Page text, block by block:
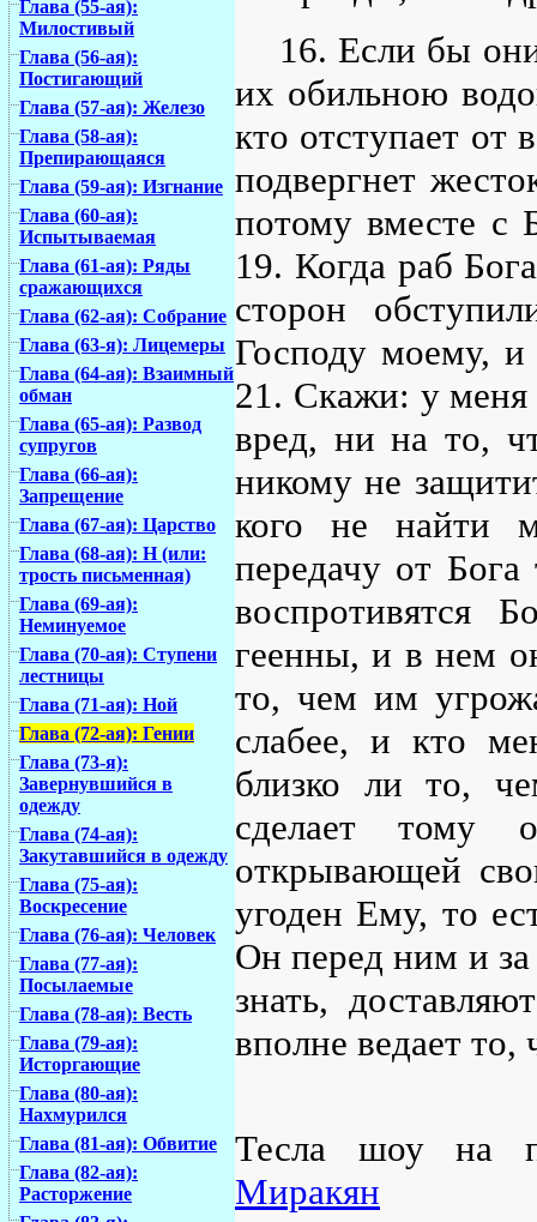
Глава (55-ая):
Милостивый
Глава (56-ая):
Постигающий
Глава (57-ая): Железо
Глава (58-ая):
Препирающаяся
Глава (59-ая): Изгнание
Глава (60-ая):
Испытываемая
Глава (61-ая): Ряды
сражающихся
Глава (62-ая): Собрание
Глава (63-я): Лицемеры
Глава (64-ая): Взаимный
обман
Глава (65-ая): Развод
супругов
Глава (66-ая):
Запрещение
Глава (67-ая): Царство
Глава (68-ая): Н (или:
трость письменная)
Глава (69-ая):
Неминуемое
Глава (70-ая): Ступени
лестницы
Глава (71-ая): Ной
Глава (72-ая): Гении
Глава (73-я):
Завернувшийся в
одежду
Глава (74-ая):
Закутавшийся в одежду
Глава (75-ая):
Воскресение
Глава (76-ая): Человек
Глава (77-ая):
Посылаемые
Глава (78-ая): Весть
Глава (79-ая):
Исторгающие
Глава (80-ая):
Нахмурился
Глава (81-ая): Обвитие
Глава (82-ая):
Расторжение
16. Если бы
их обильною
кто отступает от
подвергнет
потому вместе с
19. Когда раб
сторон
Господу моему, и
21. Скажи: у меня
вред, ни на то,
никому не
кого не найти
передачу от
воспротивятся
геенны, и в нем
то, чем им
слабее, и кто
близко ли то,
сделает тому
открывающей
угоден Ему, то
Он перед ним и
знать,
вполне ведает
Тесла шоу на
Миракян